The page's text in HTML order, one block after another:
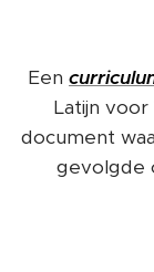
Een
Latijn
document
gevolgde